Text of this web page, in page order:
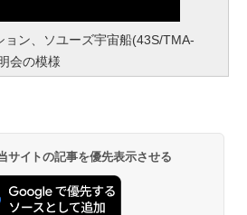
ョン、ソユーズ宇宙船(43S/TMA-
会の模様
サイトの記事を優先表示させる